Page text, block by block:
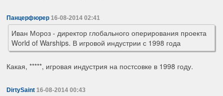
Панцерфюрер 16-08-2014 02:41
Иван Мороз - директор глобального оперирования проекта
World of Warships. В игровой индустрии с 1998 года
Какая, *****, игровая индустрия на постсовке в 1998 году.
DirtySaint 16-08-2014 00:43